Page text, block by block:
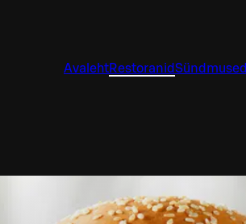
AvalehtRestoranidSündmused